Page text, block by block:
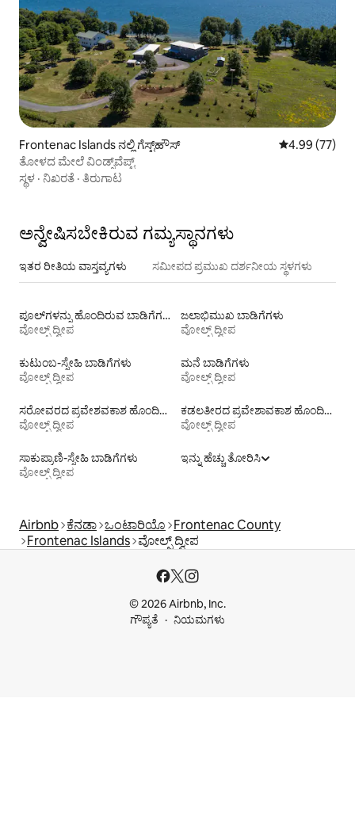
Frontenac Islands ನಲ್ಲಿ ಗೆಸ್ಟ್‌ಹೌಸ್ 5 ರಲ್ಲಿ 4.99
4.99 (77)
ತೋಳದ ಮೇಲೆ ವಿಂಡ್ಸ್‌ವೆಪ್ಟ್
ಸ್ಥಳ · ನಿಖರತೆ · ತಿರುಗಾಟ
ಅನ್ವೇಷಿಸಬೇಕಿರುವ ಗಮ್ಯಸ್ಥಾನಗಳು
ಇತರ ರೀತಿಯ ವಾಸ್ತವ್ಯಗಳು ಸಮೀಪದ ಪ್ರಮುಖ ದರ್ಶನೀಯ ಸ್ಥಳಗಳು
ಪೂಲ್‍ಗಳನ್ನು ಹೊಂದಿರುವ ಬಾಡಿಗೆಗಳು
ವೋಲ್ಫ್ ದ್ವೀಪ
ಜಲಾಭಿಮುಖ ಬಾಡಿಗೆಗಳು
ವೋಲ್ಫ್ ದ್ವೀಪ
ಕುಟುಂಬ-ಸ್ನೇಹಿ ಬಾಡಿಗೆಗಳು
ವೋಲ್ಫ್ ದ್ವೀಪ
ಮನೆ ಬಾಡಿಗೆಗಳು
ವೋಲ್ಫ್ ದ್ವೀಪ
ಸರೋವರದ ಪ್ರವೇಶವಕಾಶ ಹೊಂದಿರುವ ಬಾಡಿಗೆಗಳು
ವೋಲ್ಫ್ ದ್ವೀಪ
ಕಡಲತೀರದ ಪ್ರವೇಶಾವಕಾಶ ಹೊಂದಿರುವ ವಸತಿ ಬಾಡಿಗೆಗಳು
ವೋಲ್ಫ್ ದ್ವೀಪ
ಸಾಕುಪ್ರಾಣಿ-ಸ್ನೇಹಿ ಬಾಡಿಗೆಗಳು
ವೋಲ್ಫ್ ದ್ವೀಪ
ಇನ್ನು ಹೆಚ್ಚು ತೋರಿಸಿ
Airbnb ಕೆನಡಾ ಒಂಟಾರಿಯೊ Frontenac County
Frontenac Islands ವೋಲ್ಫ್ ದ್ವೀಪ
© 2026 Airbnb, Inc.
ಗೌಪ್ಯತೆ
ನಿಯಮಗಳು